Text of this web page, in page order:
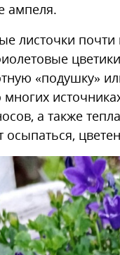
ампеля.
листочки почти
«подушку»
многих
а также